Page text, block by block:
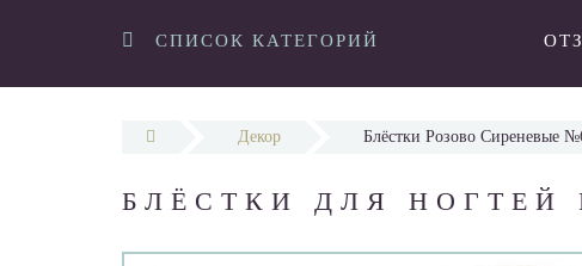
СПИСОК КАТЕГОРИЙ
Декор Блёстки Розово Сиреневые
БЛЁСТКИ ДЛЯ НОГТЕЙ